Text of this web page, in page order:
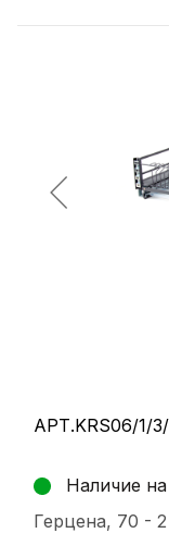
АРТ.KRS06/1/
Наличие
Герцена, 70 -